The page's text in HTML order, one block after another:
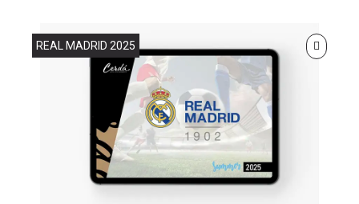
REAL MADRID 2025